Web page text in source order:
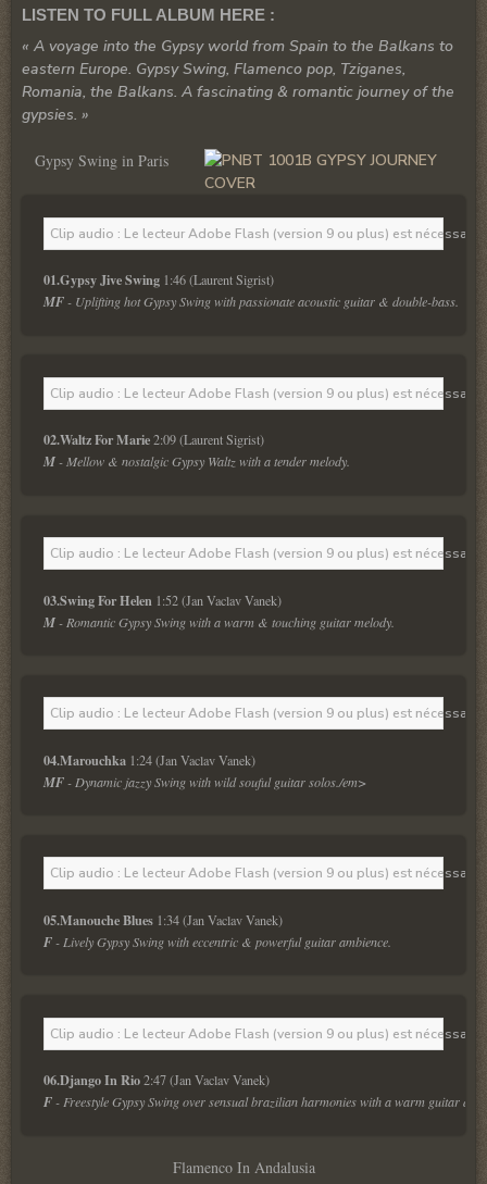
LISTEN TO FULL ALBUM HERE :
« A voyage into the Gypsy world from Spain to the Balkans to
eastern Europe. Gypsy Swing, Flamenco pop, Tziganes,
Romania, the Balkans. A fascinating & romantic journey of the
gypsies. »
Gypsy Swing in Paris
Clip audio : Le lecteur Adobe Flash (version 9 ou plus) est
01.Gypsy Jive Swing 1:46 (Laurent Sigrist)
MF - Uplifting hot Gypsy Swing with passionate acoustic guitar & double-bass.
Clip audio : Le lecteur Adobe Flash (version 9 ou plus) est
02.Waltz For Marie 2:09 (Laurent Sigrist)
M - Mellow & nostalgic Gypsy Waltz with a tender melody.
Clip audio : Le lecteur Adobe Flash (version 9 ou plus) est
03.Swing For Helen 1:52 (Jan Vaclav Vanek)
M - Romantic Gypsy Swing with a warm & touching guitar melody.
Clip audio : Le lecteur Adobe Flash (version 9 ou plus) est
04.Marouchka 1:24 (Jan Vaclav Vanek)
MF - Dynamic jazzy Swing with wild souful guitar solos./em>
Clip audio : Le lecteur Adobe Flash (version 9 ou plus) est
05.Manouche Blues 1:34 (Jan Vaclav Vanek)
F - Lively Gypsy Swing with eccentric & powerful guitar ambience.
Clip audio : Le lecteur Adobe Flash (version 9 ou plus) est
06.Django In Rio 2:47 (Jan Vaclav Vanek)
F - Freestyle Gypsy Swing over sensual brazilian harmonies with a warm guitar duet.
Flamenco In Andalusia